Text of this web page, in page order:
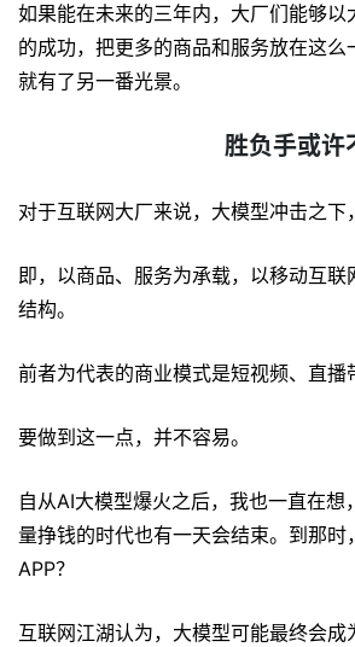
如果能在未来的三年内，大厂们能够
的成功，把更多的商品和服务放在这
就有了另一番光景。
胜负手或许
对于互联网大厂来说，大模型冲击之
即，以商品、服务为承载，以移动互
结构。
前者为代表的商业模式是短视频、直
要做到这一点，并不容易。
自从AI大模型爆火之后，我也一直在
量挣钱的时代也有一天会结束。到那
APP？
互联网江湖认为，大模型可能最终会